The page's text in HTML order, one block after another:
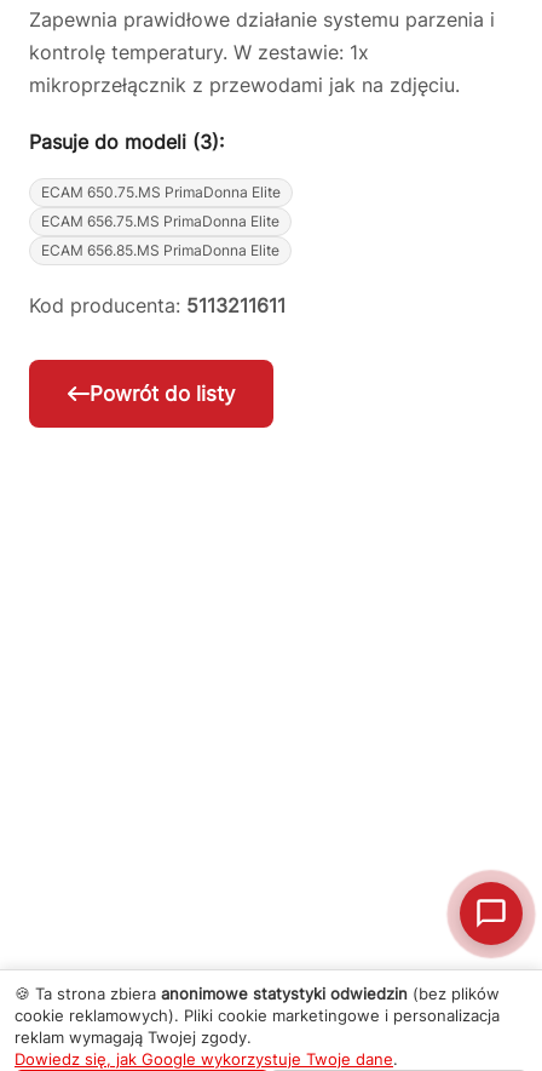
Zapewnia prawidłowe działanie systemu parzenia i
kontrolę temperatury. W zestawie: 1x
mikroprzełącznik z przewodami jak na zdjęciu.
Pasuje do modeli (3):
ECAM 650.75.MS PrimaDonna Elite
ECAM 656.75.MS PrimaDonna Elite
ECAM 656.85.MS PrimaDonna Elite
Kod producenta: 5113211611
Powrót do listy
🍪 Ta strona zbiera anonimowe statystyki odwiedzin (bez plików
cookie reklamowych). Pliki cookie marketingowe i personalizacja
reklam wymagają Twojej zgody.
Dowiedz się, jak Google wykorzystuje Twoje dane.